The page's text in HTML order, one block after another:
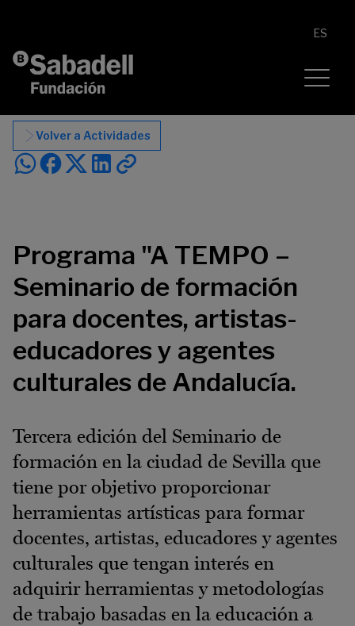
ES
Volver a Actividades
Programa "A TEMPO –
Seminario de formación
para docentes, artistas-
educadores y agentes
culturales de Andalucía.
Tercera edición del Seminario de
formación en la ciudad de Sevilla que
tiene por objetivo proporcionar
herramientas artísticas para formar
docentes, artistas, educadores y agentes
culturales que tengan interés en
adquirir herramientas y metodologías
de trabajo basadas en la educación a